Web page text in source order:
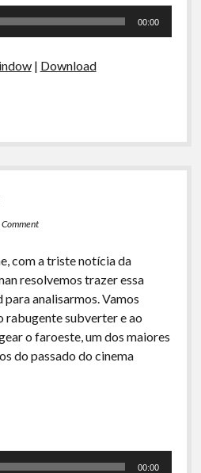
00:00
| Download
com a triste notícia da
resolvemos trazer essa
analisarmos. Vamos
rabugente subverter e ao
o faroeste, um dos maiores
do passado do cinema
00:00